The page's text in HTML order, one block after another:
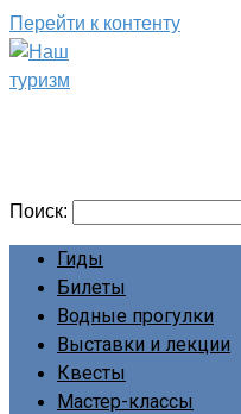
Перейти к контенту
Поиск:
Гиды
Билеты
Водные прогулки
Выставки и лекции
Квесты
Мастер-классы